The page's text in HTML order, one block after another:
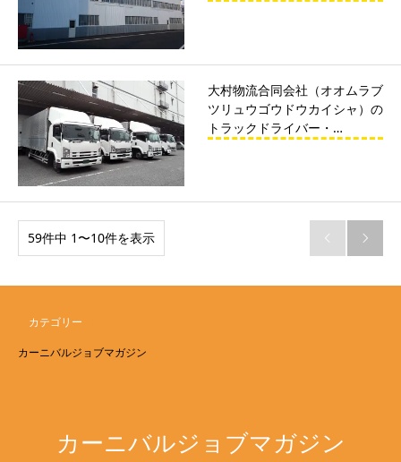
大村物流合同会社（オオムラブ
ツリュウゴウドウカイシャ）の
トラックドライバー・…
59件中 1〜10件を表示  
カテゴリー
カーニバルジョブマガジン
カーニバルジョブマガジン